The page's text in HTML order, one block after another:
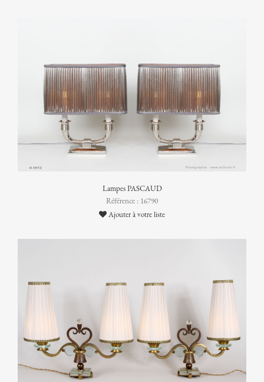
Lampes PASCAUD
Référence : 16790
Ajouter à votre liste